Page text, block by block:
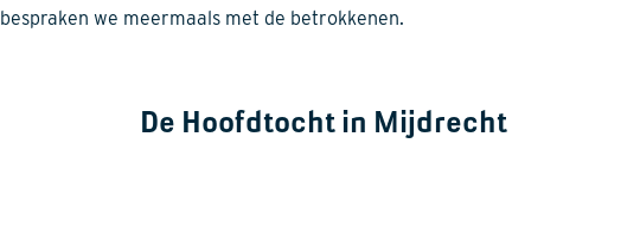
bespraken we meermaals met de betrokkenen.
De Hoofdtocht in Mijdrecht